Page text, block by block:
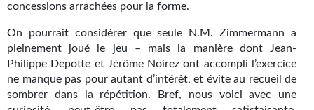
Revue de presse
Récompenses
Newsletter
Le Bélial' sur Youtube
concessions arrachées pour la forme.
On pourrait considérer que seule N.M. Zimmermann a
pleinement joué le jeu – mais la manière dont Jean-
Philippe Depotte et Jérôme Noirez ont accompli l’exercice
ne manque pas pour autant d’intérêt, et évite au recueil de
sombrer dans la répétition. Bref, nous voici avec une